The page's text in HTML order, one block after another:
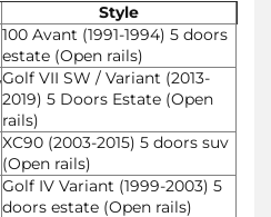
Style
100 Avant (1991-1994) 5 doors
estate (Open rails)
Golf VII SW / Variant (2013-
2019) 5 Doors Estate (Open
rails)
XC90 (2003-2015) 5 doors suv
(Open rails)
Golf IV Variant (1999-2003) 5
doors estate (Open rails)